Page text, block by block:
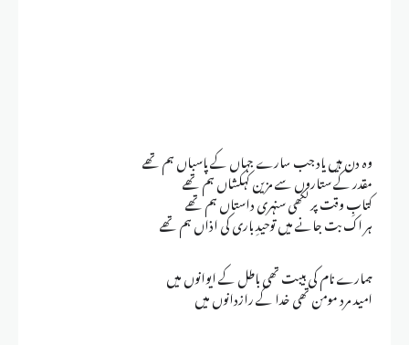
وہ دن ہیں یاد جب سارے جہاں کے پاسباں ہم تھے
مقدر کے ستاروں سے مزین کہکشاں ہم تھے
کتابِ وقت پر لکھی سنہری داستاں ہم تھے
ہر اک بت جانے میں توحیدِ باری کی اذاں ہم تھے
ہمارے نام کی ہیبت تھی باطل کے ایوانوں میں
امید مرد مومن تھی خدا کے رازدانوں میں